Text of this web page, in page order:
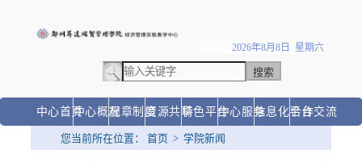
2026年8月8日 星期六
中心首页中心概况规章制度资源共享特色平台中心服务信息化平台合作交流
您当前所在位置： 首页 > 学院新闻